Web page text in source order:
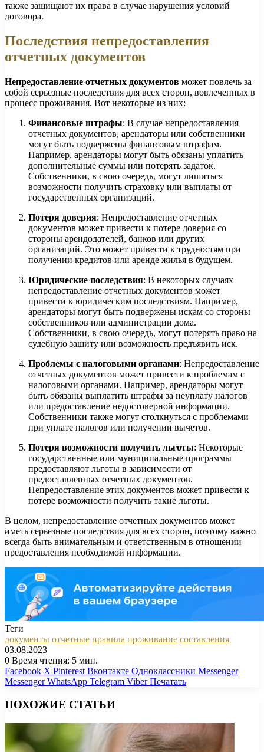
также защищают их права в случае нарушения условий
договора.
Последствия непредоставления
отчетных документов
Непредоставление отчетных документов может повлечь за
собой серьезные последствия для всех сторон, вовлеченных в
процесс проживания. Вот некоторые из них:
Финансовые штрафы: В случае непредоставления
отчетных документов, арендаторы или собственники
могут быть подвержены финансовым штрафам.
Например, арендаторы могут быть обязаны уплатить
дополнительные суммы или потерять задаток.
Собственники, в свою очередь, могут лишиться
возможности получить страховку или выплаты от
государственных организаций.
Потеря доверия: Непредоставление отчетных
документов может привести к потере доверия со
стороны арендодателей, банков или других
организаций. Это может привести к трудностям при
получении кредитов или аренде жилья в будущем.
Юридические последствия: В некоторых случаях
непредоставление отчетных документов может
привести к юридическим последствиям. Например,
арендаторы могут быть подвержены искам со стороны
собственников или администрации дома.
Собственники, в свою очередь, могут потерять право на
судебную защиту или возможность предъявить иск.
Проблемы с налоговыми органами: Непредоставление
отчетных документов может привести к проблемам с
налоговыми органами. Например, арендаторы могут
быть обязаны выплатить штрафы за неуплату налогов
или предоставление недостоверной информации.
Собственники также могут столкнуться с проблемами
при уплате налогов или получении вычетов.
Потеря возможности получить льготы: Некоторые
государственные или муниципальные программы
предоставляют льготы в зависимости от
предоставленных отчетных документов.
Непредоставление этих документов может привести к
потере возможности получить такие льготы.
В целом, непредоставление отчетных документов может
иметь серьезные последствия для всех сторон, поэтому важно
всегда быть внимательным и ответственным в отношении
предоставления необходимой информации.
Теги
документы отчетные правила проживание составления
03.08.2023
0 Время чтения: 5 мин.
Facebook X Pinterest Вконтакте Одноклассники Messenger
Messenger WhatsApp Telegram Viber Печатать
ПОХОЖИЕ СТАТЬИ